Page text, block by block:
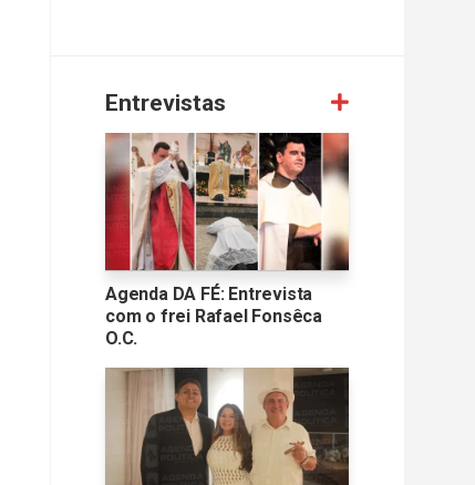
Entrevistas
Agenda DA FÉ: Entrevista
com o frei Rafael Fonsêca
O.C.